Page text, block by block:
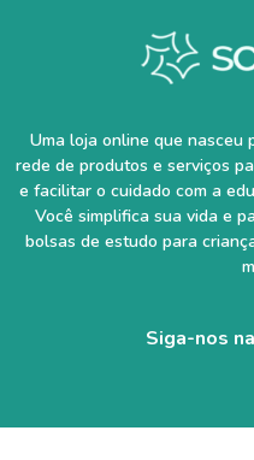
Uma loja online que nasceu
rede de produtos e serviços
e facilitar o cuidado com a
Você simplifica sua vida e
bolsas de estudo para
Siga-nos